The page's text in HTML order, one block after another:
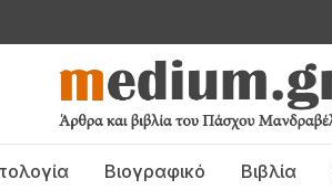
Βιογραφικό Βιβλία